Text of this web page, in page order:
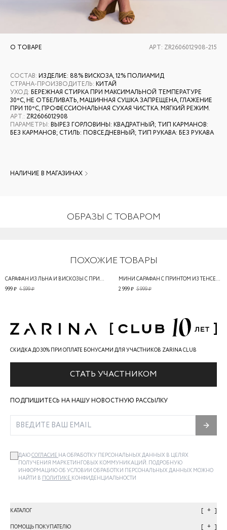
О ТОВАРЕ АРТ: ZR2606012908-215
СОСТАВ: ИЗДЕЛИЕ: 88% ВИСКОЗА, 12% ПОЛИАМИД
СТРАНА-ПРОИЗВОДИТЕЛЬ: КИТАЙ
УХОД: БЕРЕЖНАЯ СТИРКА ПРИ МАКСИМАЛЬНОЙ ТЕМПЕРАТУРЕ
30ºС, НЕ ОТБЕЛИВАТЬ, МАШИННАЯ СУШКА ЗАПРЕЩЕНА, ГЛАЖЕНИЕ
ПРИ 110ºС, ПРОФЕССИОНАЛЬНАЯ СУХАЯ ЧИСТКА. МЯГКИЙ РЕЖИМ.
АРТ.: ZR2606012908
ПАРАМЕТРЫ: ВЫРЕЗ ГОРЛОВИНЫ: КВАДРАТНЫЙ; ТИП КАРМАНОВ:
БЕЗ КАРМАНОВ; СТИЛЬ: ПОВСЕДНЕВНЫЙ; ТИП РУКАВА: БЕЗ РУКАВА
НАЛИЧИЕ В МАГАЗИНАХ
ОБРАЗЫ С ТОВАРОМ
ПОХОЖИЕ ТОВАРЫ
САРАФАН ИЗ ЛЬНА И ВИСКОЗЫ С ПРИНТОМ
4 599 ₽
999 ₽
МИНИ САРАФАН С ПРИНТОМ ИЗ ТЕНСЕЛЯ И ЛЬНА
5 999 ₽
2 999 ₽
СКИДКА ДО 30% ПРИ ОПЛАТЕ БОНУСАМИ ДЛЯ УЧАСТНИКОВ ZARINA CLUB
СТАТЬ УЧАСТНИКОМ
ПОДПИШИТЕСЬ НА НАШУ НОВОСТНУЮ РАССЫЛКУ
ДАЮСОГЛАСИЕ НА ОБРАБОТКУ ПЕРСОНАЛЬНЫХ ДАННЫХ В ЦЕЛЯХ
ПОЛУЧЕНИЯ МАРКЕТИНГОВЫХ КОММУНИКАЦИЙ. ПОДРОБНУЮ
ИНФОРМАЦИЮ ОБ УСЛОВИИ ОБРАБОТКИ ПЕРСОНАЛЬНЫХ ДАННЫХ МОЖНО
НАЙТИ В ПОЛИТИКЕ КОНФИДЕНЦИАЛЬНОСТИ
КАТАЛОГ +
ПОМОЩЬ ПОКУПАТЕЛЮ +